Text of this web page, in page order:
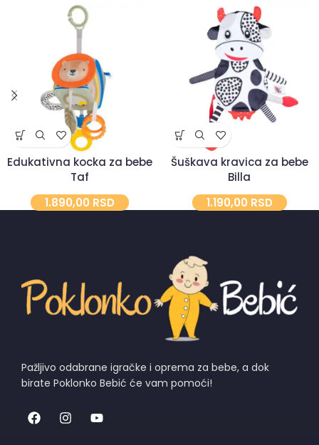
Edukativna kocka za bebe
Taf
1.890,00 RSD
Šuškava kravica za bebe
Billa
1.190,00 RSD
Pažljivo odabrane igračke i oprema za bebe, a dok
birate Poklonko Bebić će vam pomoći!